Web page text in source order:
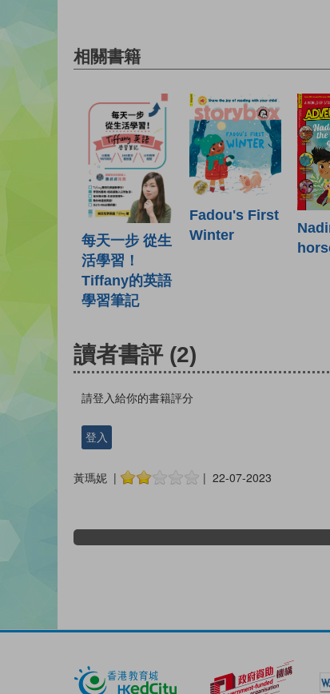
相關書籍
每天一步 從生
活學習！
Tiffany的英語
學習筆記
Fadou's First
Winter
讀者書評 (2)
請登入給你的書籍評分
登入
黃瑪妮 | | 22-07-2023